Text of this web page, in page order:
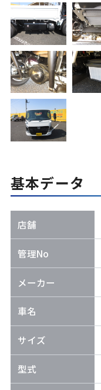
基本データ
店舗
管理No
メーカー
車名
サイズ
型式